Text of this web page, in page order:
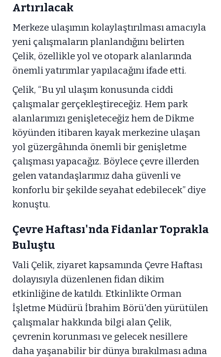
Artırılacak
Merkeze ulaşımın kolaylaştırılması amacıyla
yeni çalışmaların planlandığını belirten
Çelik, özellikle yol ve otopark alanlarında
önemli yatırımlar yapılacağını ifade etti.
Çelik, “Bu yıl ulaşım konusunda ciddi
çalışmalar gerçekleştireceğiz. Hem park
alanlarımızı genişleteceğiz hem de Dikme
köyünden itibaren kayak merkezine ulaşan
yol güzergâhında önemli bir genişletme
çalışması yapacağız. Böylece çevre illerden
gelen vatandaşlarımız daha güvenli ve
konforlu bir şekilde seyahat edebilecek” diye
konuştu.
Çevre Haftası'nda Fidanlar Toprakla
Buluştu
Vali Çelik, ziyaret kapsamında Çevre Haftası
dolayısıyla düzenlenen fidan dikim
etkinliğine de katıldı. Etkinlikte Orman
İşletme Müdürü İbrahim Börü'den yürütülen
çalışmalar hakkında bilgi alan Çelik,
çevrenin korunması ve gelecek nesillere
daha yaşanabilir bir dünya bırakılması adına